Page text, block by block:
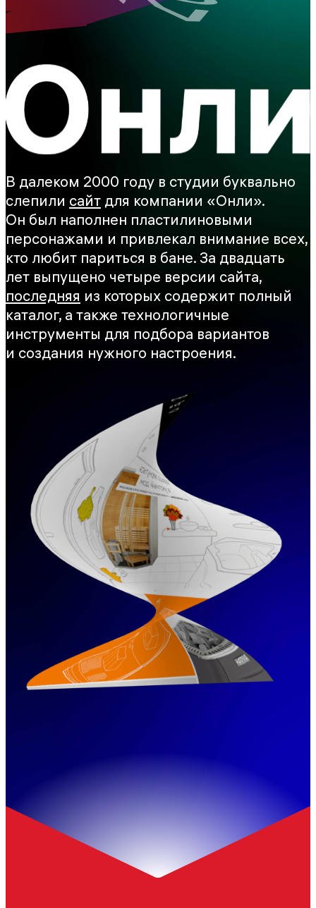
В далеком 2000 году в студии буквально
слепили сайт для компании «Онли».
Он был наполнен пластилиновыми
персонажами и привлекал внимание всех,
кто любит париться в бане. За двадцать
лет выпущено четыре версии сайта,
последняя из которых содержит полный
каталог, а также технологичные
инструменты для подбора вариантов
и создания нужного настроения.